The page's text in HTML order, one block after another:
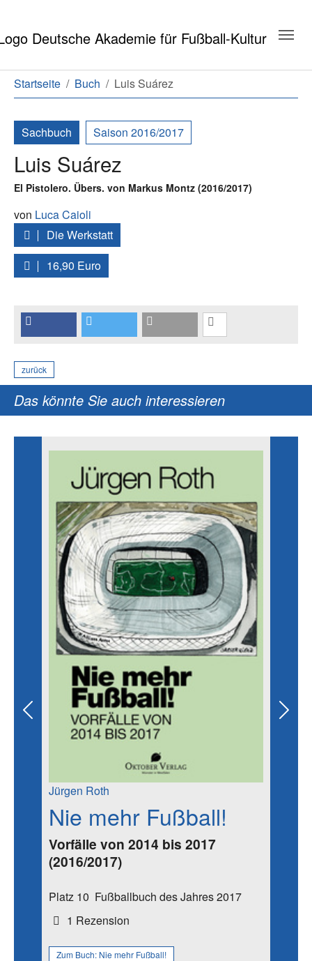
Sie sind hier:
Startseite Buch Luis Suárez
Sachbuch Saison 2016/2017
Luis Suárez
El Pistolero. Übers. von Markus Montz (2016/2017)
von Luca Caioli
Die Werkstatt
16,90 Euro
zurück
Das könnte Sie auch interessieren
Jürgen Roth
Nie mehr Fußball!
Vorfälle von 2014 bis 2017
(2016/2017)
Platz 10 Fußballbuch des Jahres 2017
1 Rezension
Zum Buch: Nie mehr Fußball!
Previous Next